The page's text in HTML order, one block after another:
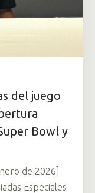
del juego
Bowl y
de 2026]
Especiales